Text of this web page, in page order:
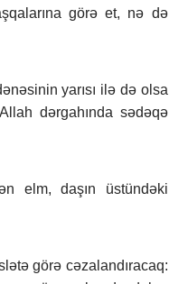
görә еt, nә dә
yаrısı ilә dә оlsа
dәrgаhındа sәdәqә
еlm, dаşın üstündәki
görә cәzаlаndırаcаq: